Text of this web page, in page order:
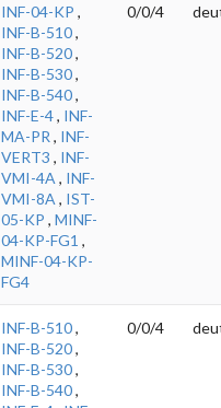
INF-04-KP ,
INF-B-510,
INF-B-520,
INF-B-530,
INF-B-540,
INF-E-4, INF-
MA-PR , INF-
VERT3 , INF-
VMI-4A , INF-
VMI-8A , IST-
05-KP , MINF-
04-KP-FG1 ,
MINF-04-KP-
FG4
0/0/4
INF-B-510,
INF-B-520,
INF-B-530,
INF-B-540,
0/0/4